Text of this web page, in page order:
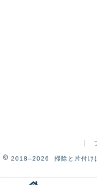
2018–2026 掃除と片付け